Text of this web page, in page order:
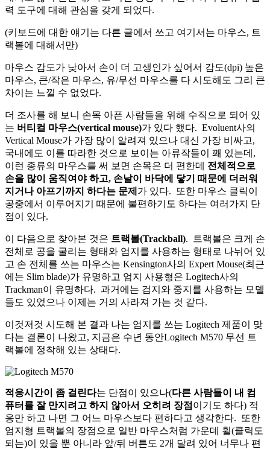
력 도구에 대해 관심을 갖게 되었다.
(키보드에 대한 얘기는 다른 글에서 쓰고 여기서는 마우스, 트
랙볼에 대해서만)
마우스 감도가 낮아서 손이 더 고생인가 싶어서 감도(dpi) 높은
마우스, 큰/작은 마우스, 유/무선 마우스를 다 시도해도 그리 큰
차이는 느낄 수 없었다.
더 조사를 해 보니 손목 아픈 사람들을 위해 수직으로 되어 있
는 버티컬 마우스(vertical mouse)가 있다 했다. Evoluent사의
Vertical Mouse가 가장 많이 알려져 있으나 대신 가장 비싸고,
국내에도 이를 따라한 것으로 보이는 아류작들이 꽤 있는데,
이런 종류의 마우스를 써 보면 손목은 더 편한데 전체적으로
손을 많이 움직여야 하고, 손날이 바닥에 닿기 때문에 더러워
지거나 아프기까지 하다는 문제 가 있다. 또한 마우스 클릭이
공중에서 이루어지기 때문에 불편하기도 하다는 여러가지 단
점이 있다.
이 다음으로 찾아본 것은 트랙볼(Trackball). 트랙볼은 크게 손
전체로 공을 굴리는 형태와 엄지를 사용하는 형태로 나뉘어 있
고 손 전체를 쓰는 마우스는 Kensington사의 Expert Mouse(최근
에는 Slim blade)가 유명하고 엄지 사용형은 Logitech사의
Trackman이 유명하다. 과거에는 검지와 중지를 사용하는 모델
들도 있었으나 이제는 거의 사라져 가는 것 같다.
이것저것 시도해 본 결과 나는 엄지를 쓰는 Logitech 제품이 맞
다는 결론이 나왔고, 지금은 수년 동안Logitech M570 무선 트
랙볼에 정착해 있는 상태다.
적응시간이 좀 걸린다는 단점이 있으나(다른 사람들이 내 컴
퓨터를 잘 만지려고 하지 않아서 오히려 장점 이기도 하다) 적
응만 하고 나면 그 어느 마우스보다 편하다고 생각한다. 또한
엄지형 트랙볼의 장점으로 일반 마우스처럼 가운데 휠(클릭도
되는)이 있을 뿐 아니라 앞/뒤 버튼도 2개 달려 있어 너무나 편